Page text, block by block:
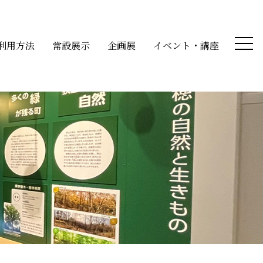
用方法 常設展示 企画展 イベント・講座